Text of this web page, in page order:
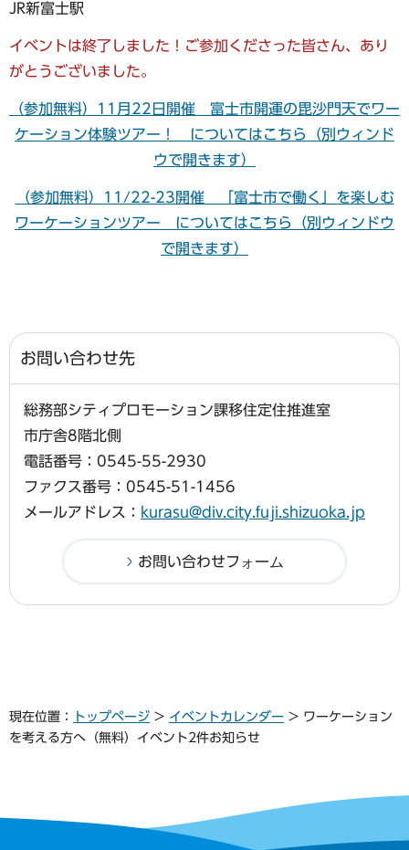
JR新富士駅
イベントは終了しました！ご参加くださった皆さん、あり
がとうございました。
（参加無料）11月22日開催 富士市開運の毘沙門天でワー
ケーション体験ツアー！ についてはこちら（別ウィンド
ウで開きます）
（参加無料）11/22-23開催 「富士市で働く」を楽しむ
ワーケーションツアー についてはこちら（別ウィンドウ
で開きます）
お問い合わせ先
総務部シティプロモーション課移住定住推進室
市庁舎8階北側
電話番号：0545-55-2930
ファクス番号：0545-51-1456
メールアドレス： kurasu@div.city.fuji.shizuoka.jp
現在位置： トップページ > イベントカレンダー > ワーケーション
を考える方へ（無料）イベント2件お知らせ